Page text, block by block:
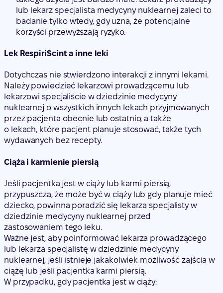
lub lekarz specjalista medycyny nuklearnej zaleci to
badanie tylko wtedy, gdy uzna, że potencjalne
korzyści przewyższają ryzyko.
Lek RespiriScint a inne leki
Dotychczas nie stwierdzono interakcji z innymi lekami.
Należy powiedzieć lekarzowi prowadzącemu lub
lekarzowi specjaliście w dziedzinie medycyny
nuklearnej o wszystkich innych lekach przyjmowanych
przez pacjenta obecnie lub ostatnio, a także
o lekach, które pacjent planuje stosować, także tych
wydawanych bez recepty.
Ciąża i karmienie piersią
Jeśli pacjentka jest w ciąży lub karmi piersią,
przypuszcza, że może być w ciąży lub gdy planuje mieć
dziecko, powinna poradzić się lekarza specjalisty w
dziedzinie medycyny nuklearnej przed
zastosowaniem tego leku.
Ważne jest, aby poinformować lekarza prowadzącego
lub lekarza specjalistę w dziedzinie medycyny
nuklearnej, jeśli istnieje jakakolwiek możliwość zajścia w
ciążę lub jeśli pacjentka karmi piersią.
W przypadku, gdy pacjentka jest w ciąży: